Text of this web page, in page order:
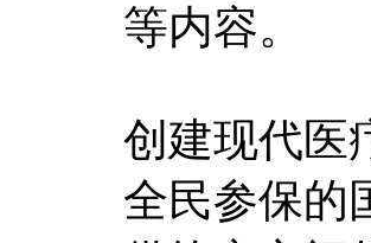
等内容。
创建现代医
全民参保的